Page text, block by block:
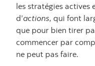
les stratégies actives
d’actions, qui font
que pour bien tirer
commencer par
ne peut pas faire.